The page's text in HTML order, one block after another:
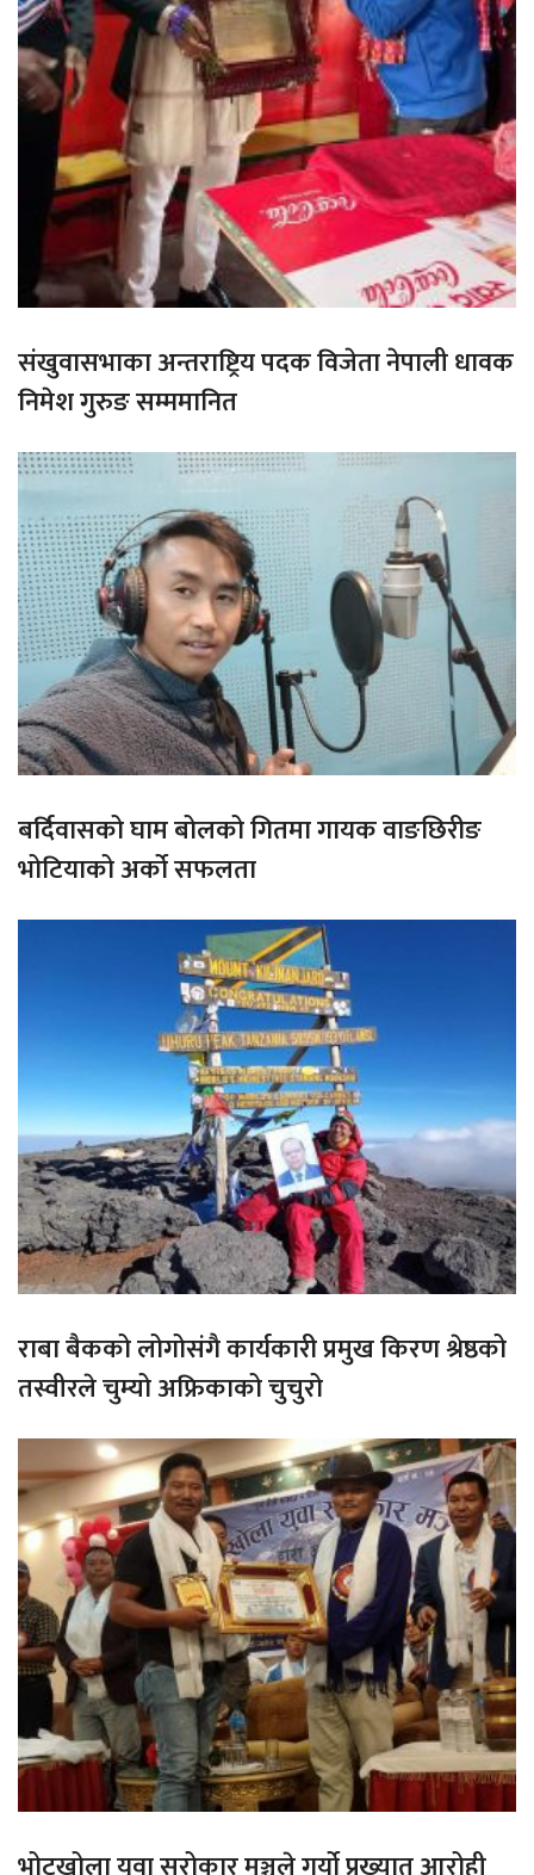
संखुवासभाका अन्तराष्ट्रिय पदक विजेता नेपाली धावक
निमेश गुरुङ सम्ममानित
बर्दिवासको घाम बोलको गितमा गायक वाङछिरीङ
भोटियाको अर्को सफलता
राबा बैकको लोगोसंगै कार्यकारी प्रमुख किरण श्रेष्ठको
तस्वीरले चुम्यो अफ्रिकाको चुचुरो